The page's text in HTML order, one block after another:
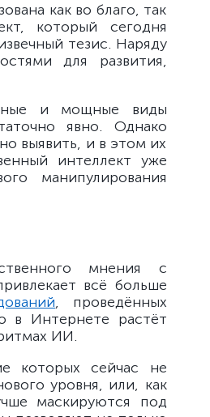
как во благо, так
который сегодня
тезис. Наряду
для развития,
и мощные виды
явно. Однако
выявить, и в этом их
интеллект уже
манипулирования
мнения с
всё больше
, проведённых
в Интернете растёт
ИИ.
которых сейчас не
уровня, или, как
маскируются под